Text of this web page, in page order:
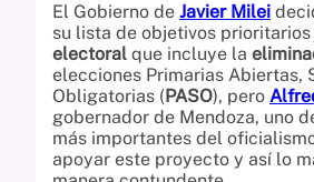
El Gobierno de Javier Milei
su lista de objetivos prioritarios
electoral que incluye la
elecciones Primarias Abiertas,
Obligatorias ( PASO), pero
gobernador de Mendoza, uno
más importantes del
apoyar este proyecto y así lo